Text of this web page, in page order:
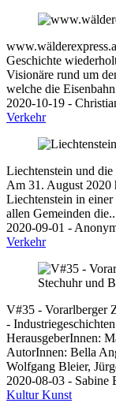
Geschichte
Visionäre rund um
welche die
2020-10-19 -
Verkehr
Liechtenstein und die
Am 31. August 2020
Liechtenstein in
allen Gemeinden
2020-09-01 -
Verkehr
V#35 - Vorarlberger
- Industriegeschichten
HerausgeberInnen:
AutorInnen: Bella
Wolfgang Bleier,
2020-08-03 - Sabine
KulturKunst